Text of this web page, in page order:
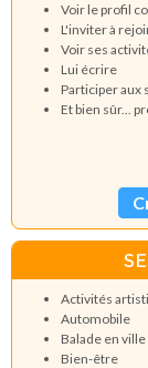
Voir le profil
L'inviter à
Voir ses
Lui écrire
Participer aux
Et bien sûr...
Activités
Automobile
Balade en ville
Bien-être